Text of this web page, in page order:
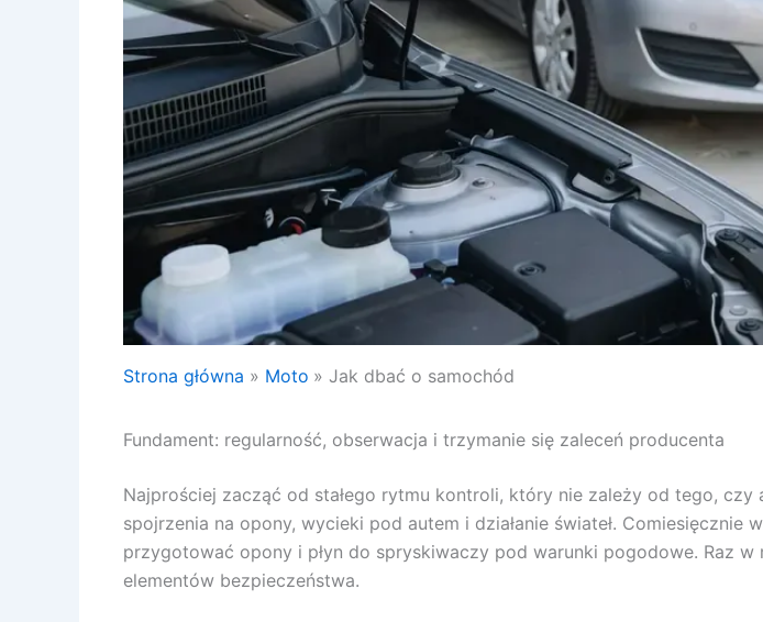
Strona główna Moto Jak dbać o samochód
Fundament: regularność, obserwacja i trzymanie się zaleceń producenta
Najprościej zacząć od stałego rytmu kontroli, który nie zależy od tego,
spojrzenia na opony, wycieki pod autem i działanie świateł.
przygotować opony i płyn do spryskiwaczy pod warunki pogodowe. Raz
elementów bezpieczeństwa.